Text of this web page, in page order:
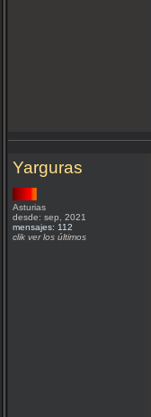
Yarguras
Asturias
desde: sep, 2021
mensajes: 112
clik ver los últimos